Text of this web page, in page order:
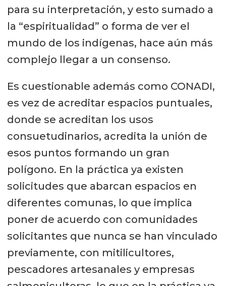
para su interpretación, y esto sumado a
la “espiritualidad” o forma de ver el
mundo de los indígenas, hace aún más
complejo llegar a un consenso.
Es cuestionable además como CONADI,
es vez de acreditar espacios puntuales,
donde se acreditan los usos
consuetudinarios, acredita la unión de
esos puntos formando un gran
polígono. En la práctica ya existen
solicitudes que abarcan espacios en
diferentes comunas, lo que implica
poner de acuerdo con comunidades
solicitantes que nunca se han vinculado
previamente, con mitilicultores,
pescadores artesanales y empresas